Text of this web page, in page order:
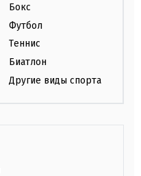
Бокс
Футбол
Теннис
Биатлон
Другие виды спорта